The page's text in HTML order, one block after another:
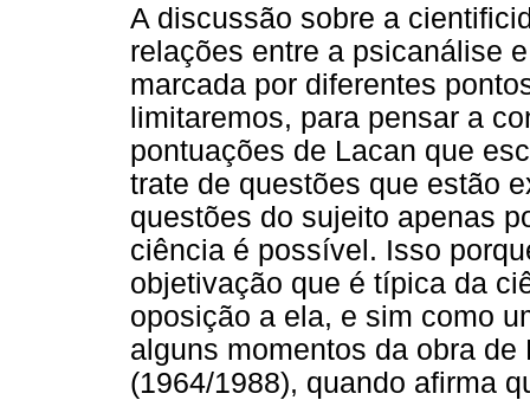
A discussão sobre a
relações entre a psicanálise
marcada por diferentes
limitaremos, para pensar a
pontuações de Lacan que
trate de questões que estão
questões do sujeito apenas
ciência é possível. Isso
objetivação que é típica da
oposição a ela, e sim como
alguns momentos da obra
(1964/1988), quando afirma